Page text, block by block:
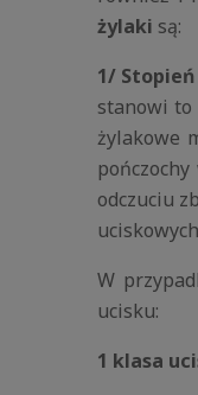
żylaki są:
1/
stanowi to
żylakowe
odczuciu
W
ucisku:
1 klasa